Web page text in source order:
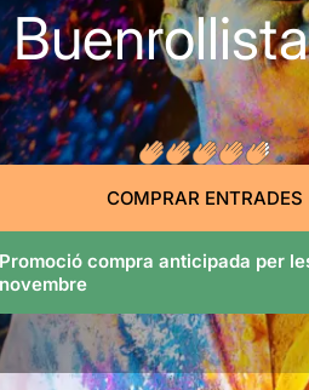
COMPRAR ENTRADES
Promoció compra anticipada per
novembre